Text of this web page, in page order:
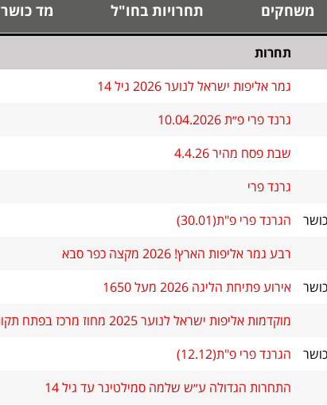
משחקים תחרויות בחו"ל מד כושר
תחרות
גמר אליפות ישראל לנוער 2026 גיל 14
גרנד פרי פ״ת 10.04.2026
שבת פסח מהיר 4.4.26
גרנד פרי
הגרנד פרי פ"ת(30.01)
רבע גמר אליפות הארץ! 2026 מקצה כפר סבא
אירוע פתיחת הליגה 2026 מעל 1650
מוקדמות אליפות ישראל לנוער 2025 מחוז מרכז בפתח תקוה עד גיל 13
הגרנד פרי פ"ת(12.12)
התחרות הגדולה ע״ש שלמה סמילטינר עד גיל 14